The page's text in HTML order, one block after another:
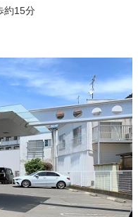
約15分